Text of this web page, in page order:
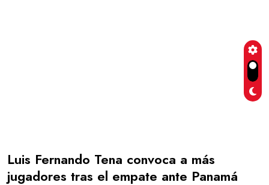
Luis Fernando Tena convoca a más
jugadores tras el empate ante Panamá